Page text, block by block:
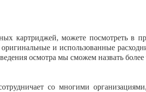
картриджей, можете посмотреть в
и использованные
осмотра мы сможем назвать
со многими